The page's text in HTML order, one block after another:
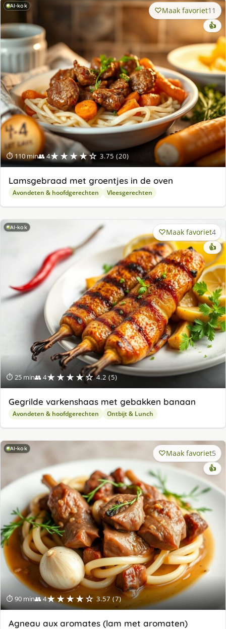
AI-kok
⏱ 110 min👥 4★★★★☆ 3.75 (20)
Maak favoriet11
👍
Lamsgebraad met groentjes in de oven
Avondeten & hoofdgerechten Vleesgerechten
AI-kok
⏱ 25 min👥 4★★★★☆ 4.2 (5)
Maak favoriet4
👍
Gegrilde varkenshaas met gebakken banaan
Avondeten & hoofdgerechten Ontbijt & Lunch
AI-kok
⏱ 90 min👥 4★★★★☆ 3.57 (7)
Maak favoriet5
👍
Agneau aux aromates (lam met aromaten)